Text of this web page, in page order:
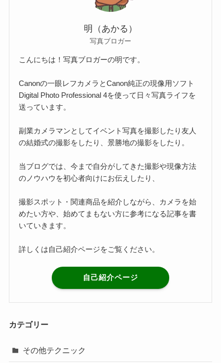
明（あかる）
写真ブロガー
こんにちは！写真ブロガーの明です。
Canonの一眼レフカメラとCanon純正の現像用ソフト
Digital Photo Professional 4を使って日々写真ライフを
送っています。
副業カメラマンとしてイベント写真を撮影したり友人
の結婚式の撮影をしたり、景勝地の撮影をしたり。
当ブログでは、今まで自分がしてきた撮影や現像方法
のノウハウを初心者向けにお伝えしたり、
撮影スポット・関連商品を紹介しながら、カメラを始
めたい方や、始めてまもない方に参考になる記事を書
いていきます。
詳しくは自己紹介ページをご覧ください。
自己紹介ページ
カテゴリー
その他テクニック